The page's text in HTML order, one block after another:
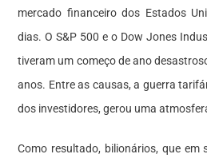
mercado financeiro dos Estados
dias. O S&P 500 e o Dow Jones
tiveram um começo de ano
anos. Entre as causas, a guerra
dos investidores, gerou uma
Como resultado, bilionários, que em